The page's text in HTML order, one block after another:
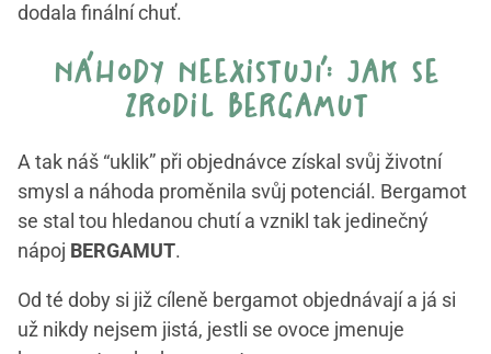
dodala finální chuť.
náhody neexistují: jak se
zrodil bergamut
A tak náš “uklik” při objednávce získal svůj životní
smysl a náhoda proměnila svůj potenciál. Bergamot
se stal tou hledanou chutí a vznikl tak jedinečný
nápoj BERGAMUT.
Od té doby si již cíleně bergamot objednávají a já si
už nikdy nejsem jistá, jestli se ovoce jmenuje